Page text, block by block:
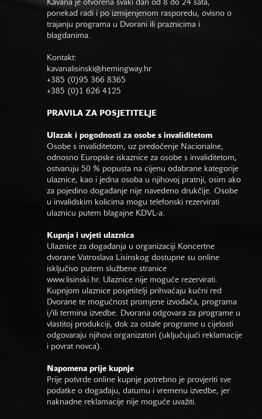
Kavana je otvorena svaki dan od 8 do 24 sata,
ponekad radi i po izmijenjenom rasporedu, ovisno o
trajanju programa u Dvorani ili praznicima i
blagdanima.
Kontakt:
kavanalisinski@hemingway.hr
+385 (0)95 366 8365
+385 (0)1 626 4125
PRAVILA ZA POSJETITELJE
Ulazak i pogodnosti za osobe s invaliditetom
Osobe s invaliditetom, uz predočenje Nacionalne,
odnosno Europske iskaznice za osobe s invaliditetom,
ostvaruju 50 % popusta na cijenu odabrane kategorije
ulaznice, kao i jedna osoba u njihovoj pratnji, osim ako
za pojedino događanje nije navedeno drukčije. Osobe
u invalidskim kolicima mogu telefonski rezervirati
ulaznicu putem blagajne KDVL-a.
Kupnja i uvjeti ulaznica
Ulaznice za događanja u organizaciji Koncertne
dvorane Vatroslava Lisinskog dostupne su online
isključivo putem službene stranice
www.lisinski.hr. Ulaznice nije moguće rezervirati.
Kupnjom ulaznice posjetitelji prihvaćaju kućni red
Dvorane te mogućnost promjene izvođača, programa
i/ili termina izvedbe. Dvorana odgovara za programe u
vlastitoj produkciji, dok za ostale programe u cijelosti
odgovaraju njihovi organizatori (uključujući reklamacije
i povrat novca).
Napomena prije kupnje
Prije potvrde online kupnje potrebno je provjeriti sve
podatke o događaju, datumu i vremenu izvedbe, jer
naknadne reklamacije nije moguće uvažiti.